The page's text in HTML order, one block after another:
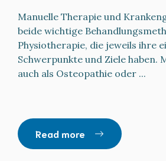
Manuelle Therapie und
beide wichtige
Physiotherapie, die jeweils ihre
Schwerpunkte und Ziele haben.
auch als Osteopathie oder ...
Read more